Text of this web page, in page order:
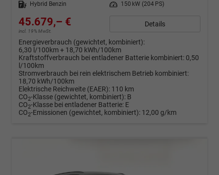
Kraftstoff
Hybrid Benzin Leistung 150 kW (204 PS)
45.679,– €
incl. 19% MwSt.
Details
Energieverbrauch (gewichtet, kombiniert):
6,30 l/100km + 18,70 kWh/100km
Kraftstoffverbrauch bei entladener Batterie kombiniert: 0,50
l/100km
Stromverbrauch bei rein elektrischem Betrieb kombiniert:
18,70 kWh/100km
Elektrische Reichweite (EAER): 110 km
CO2-Klasse (gewichtet, kombiniert): B
CO2-Klasse bei entladener Batterie: E
CO2-Emissionen (gewichtet, kombiniert): 12,00 g/km